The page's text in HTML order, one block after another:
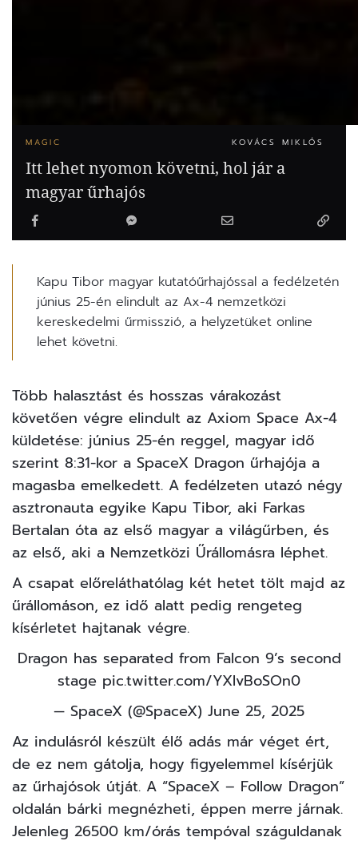
MAGIC KOVÁCS MIKLÓS
Itt lehet nyomon követni, hol jár a
magyar űrhajós
Kapu Tibor magyar kutatóűrhajóssal a fedélzetén
június 25-én elindult az Ax-4 nemzetközi
kereskedelmi űrmisszió, a helyzetüket online
lehet követni.
Több halasztást és hosszas várakozást
követően végre elindult az Axiom Space Ax-4
küldetése: június 25-én reggel, magyar idő
szerint 8:31-kor a SpaceX Dragon űrhajója a
magasba emelkedett. A fedélzeten utazó négy
asztronauta egyike Kapu Tibor, aki Farkas
Bertalan óta az első magyar a világűrben, és
az első, aki a Nemzetközi Űrállomásra léphet.
A csapat előreláthatólag két hetet tölt majd az
űrállomáson, ez idő alatt pedig rengeteg
kísérletet hajtanak végre.
Dragon has separated from Falcon 9’s second
stage pic.twitter.com/YXIvBoSOn0
— SpaceX (@SpaceX) June 25, 2025
Az indulásról készült élő adás már véget ért,
de ez nem gátolja, hogy figyelemmel kísérjük
az űrhajósok útját. A “SpaceX – Follow Dragon”
oldalán bárki megnézheti, éppen merre járnak.
Jelenleg 26500 km/órás tempóval száguldanak